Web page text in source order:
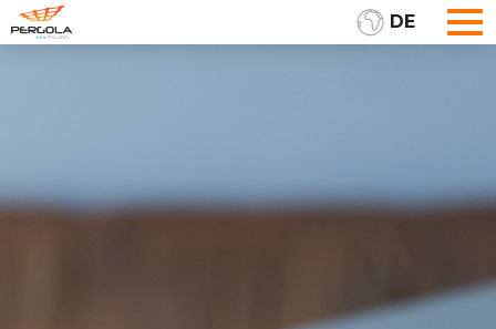
DE